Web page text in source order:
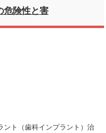
危険性と害
ト（歯科インプラント）治